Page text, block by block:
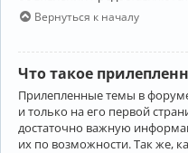
Вернуться к началу
Что такое
Прилепленные темы в
и только на его первой
достаточно важную
их по возможности. Так же,